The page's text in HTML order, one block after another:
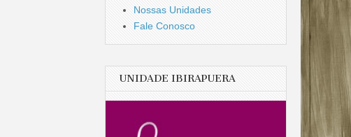
Nossas Unidades
Fale Conosco
UNIDADE IBIRAPUERA